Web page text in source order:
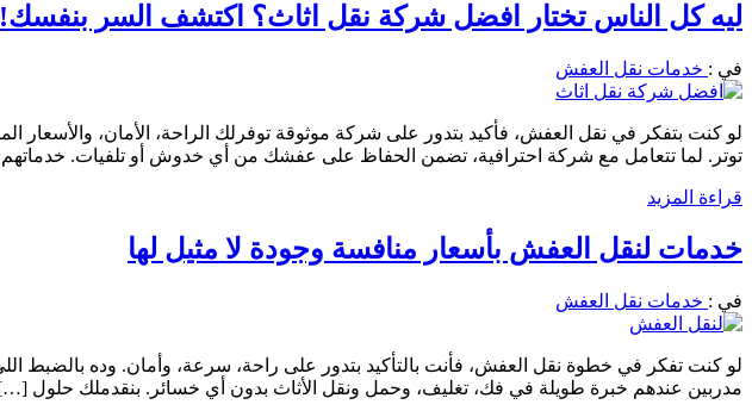
ليه كل الناس تختار افضل شركة نقل اثاث؟ اكتشف السر بنفسك!
في : خدمات نقل العفش
لو كنت بتفكر في نقل العفش، فأكيد بتدور على شركة موثوقة توفرلك الراحة، الأمان، والأسعار
توتر. لما تتعامل مع شركة احترافية، تضمن الحفاظ على عفشك من أي خدوش أو تلفيات.
قراءة المزيد
خدمات لنقل العفش بأسعار منافسة وجودة لا مثيل لها
في : خدمات نقل العفش
لو كنت تفكر في خطوة نقل العفش، فأنت بالتأكيد بتدور على راحة، سرعة، وأمان. وده بالضبط
مدربين عندهم خبرة طويلة في فك، تغليف، وحمل ونقل الأثاث بدون أي خسائر. بنقدملك حلول